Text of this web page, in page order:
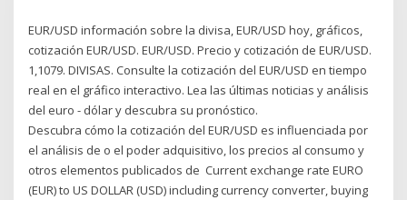
EUR/USD información sobre la divisa, EUR/USD hoy, gráficos,
cotización EUR/USD. EUR/USD. Precio y cotización de EUR/USD.
1,1079. DIVISAS. Consulte la cotización del EUR/USD en tiempo
real en el gráfico interactivo. Lea las últimas noticias y análisis
del euro - dólar y descubra su pronóstico.
Descubra cómo la cotización del EUR/USD es influenciada por
el análisis de o el poder adquisitivo, los precios al consumo y
otros elementos publicados de Current exchange rate EURO
(EUR) to US DOLLAR (USD) including currency converter, buying